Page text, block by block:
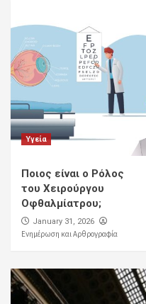
Υγεία
Ποιος είναι ο Ρόλος
του Χειρούργου
Οφθαλμίατρου;
January 31, 2026
Ενημέρωση και Αρθρογραφία